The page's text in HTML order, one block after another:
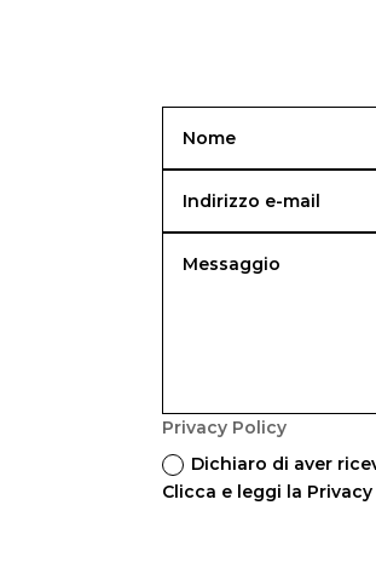
Privacy Policy
Dichiaro di aver
Clicca e leggi la